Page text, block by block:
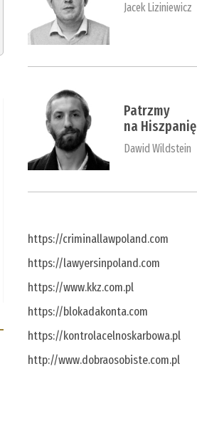
Jacek Liziniewicz
Patrzmy
na Hiszpanię
Dawid Wildstein
https://criminallawpoland.com
https://lawyersinpoland.com
https://www.kkz.com.pl
https://blokadakonta.com
https://kontrolacelnoskarbowa.pl
http://www.dobraosobiste.com.pl